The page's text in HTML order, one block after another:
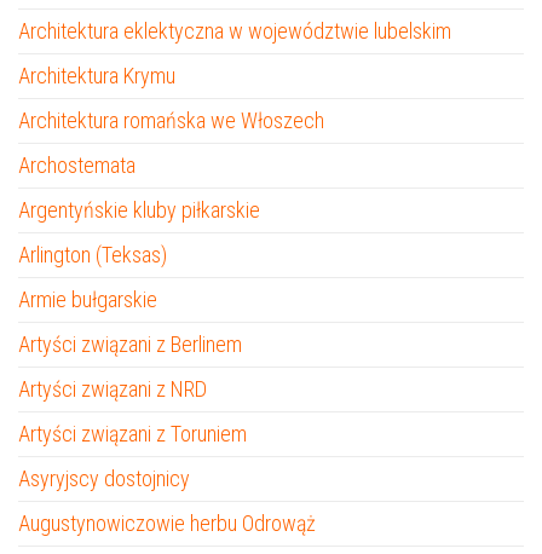
Architektura eklektyczna w województwie lubelskim
Architektura Krymu
Architektura romańska we Włoszech
Archostemata
Argentyńskie kluby piłkarskie
Arlington (Teksas)
Armie bułgarskie
Artyści związani z Berlinem
Artyści związani z NRD
Artyści związani z Toruniem
Asyryjscy dostojnicy
Augustynowiczowie herbu Odrowąż